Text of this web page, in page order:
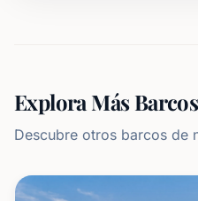
Explora Más Barcos
Descubre otros barcos de